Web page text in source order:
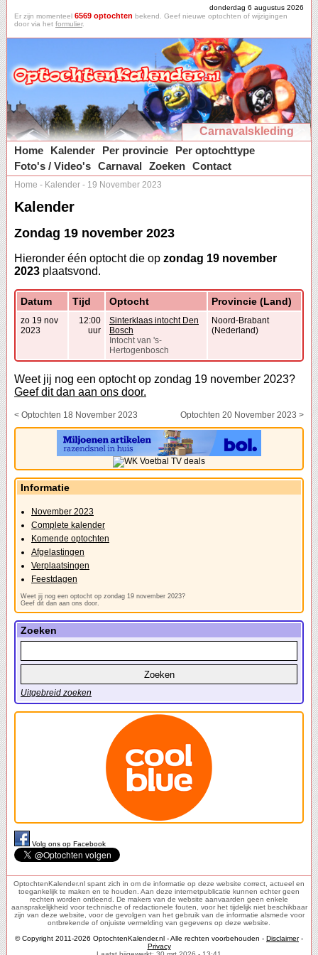
donderdag 6 augustus 2026
Er zijn momenteel 6569 optochten bekend. Geef nieuwe optochten of wijzigingen
door via het formulier.
Carnavalskleding
Home
Kalender Per provincie
Per optochttype
Foto's / Video's Carnaval Zoeken Contact
Home - Kalender - 19 November 2023
Kalender
Zondag 19 november 2023
Hieronder één optocht die op zondag 19 november
2023 plaatsvond.
Datum Tijd Optocht Provincie (Land)
zo 19 nov
2023
12:00
uur
Sinterklaas intocht Den
Bosch
Intocht van 's-
Hertogenbosch
Noord-Brabant
(Nederland)
Weet jij nog een optocht op zondag 19 november 2023?
Geef dit dan aan ons door.
< Optochten 18 November 2023 Optochten 20 November 2023 >
Informatie
November 2023
Complete kalender
Komende optochten
Afgelastingen
Verplaatsingen
Feestdagen
Weet jij nog een optocht op zondag 19 november 2023?
Geef dit dan aan ons door.
Zoeken
Uitgebreid zoeken
Volg ons op Facebook
OptochtenKalender.nl spant zich in om de informatie op deze website correct, actueel en
toegankelijk te maken en te houden. Aan deze internetpublicatie kunnen echter geen
rechten worden ontleend. De makers van de website aanvaarden geen enkele
aansprakelijkheid voor technische of redactionele fouten, voor het tijdelijk niet beschikbaar
zijn van deze website, voor de gevolgen van het gebruik van de informatie alsmede voor
ontbrekende of onjuiste vermelding van gegevens op deze website.
© Copyright 2011-2026 OptochtenKalender.nl - Alle rechten voorbehouden - Disclaimer-
Privacy